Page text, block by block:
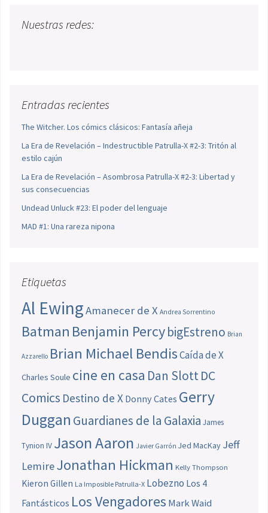
Nuestras redes:
Entradas recientes
The Witcher. Los cómics clásicos: Fantasía añeja
La Era de Revelación – Indestructible Patrulla-X #2-3: Tritón al
estilo cajún
La Era de Revelación – Asombrosa Patrulla-X #2-3: Libertad y
sus consecuencias
Undead Unluck #23: El poder del lenguaje
MAD #1: Una rareza nipona
Etiquetas
Al EwingAmanecer de X Andrea Sorrentino
Batman Benjamin PercybigEstreno Brian
Azzarello Brian Michael BendisCaída de X
Charles Soule cine en casa Dan SlottDC
Comics Destino de X Donny Cates Gerry
Duggan Guardianes de la Galaxia James
Tynion IV Jason Aaron Javier Garrón Jed MacKay Jeff
LemireJonathan Hickman Kelly Thompson
Kieron Gillen La Imposible Patrulla-X Lobezno Los 4
Fantásticos Los Vengadores Mark Waid